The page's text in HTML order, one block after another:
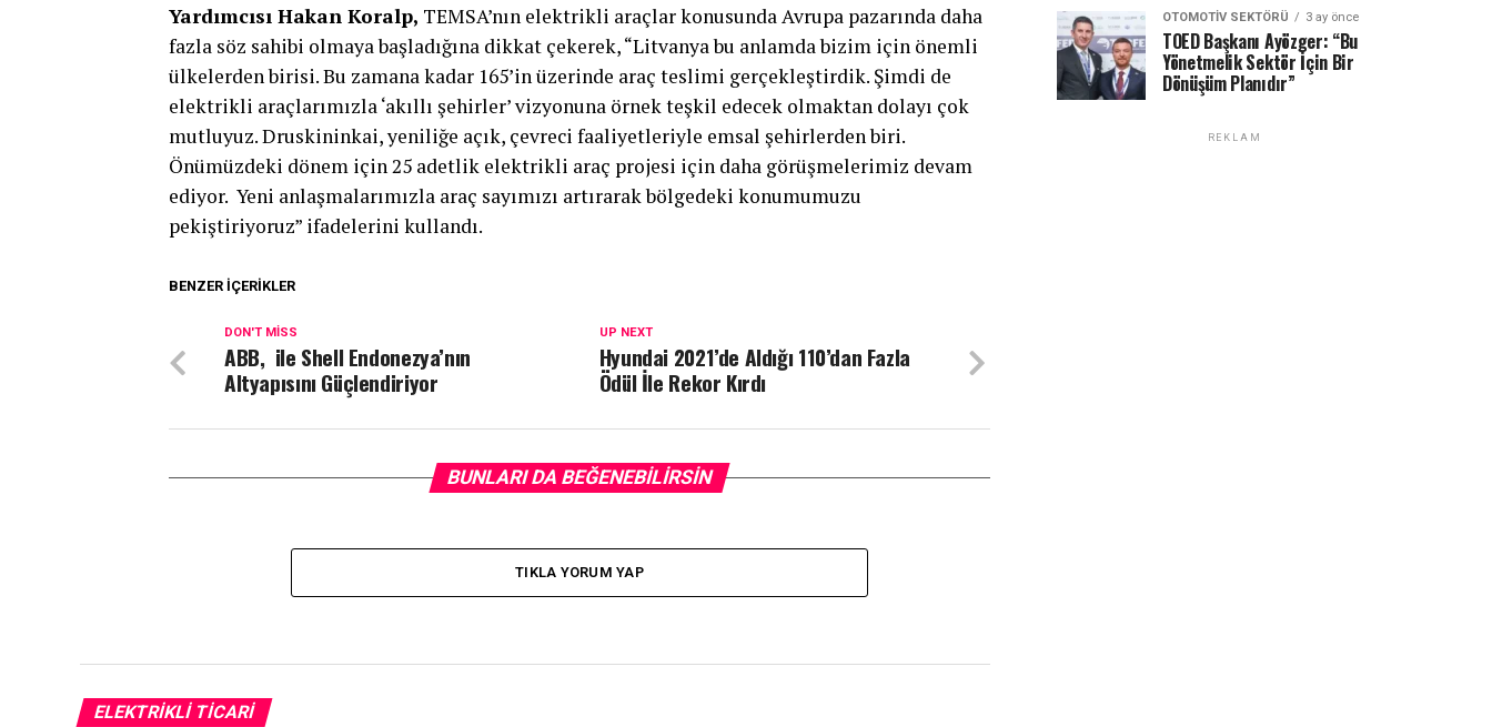
Yardımcısı Hakan Koralp, TEMSA’nın elektrikli araçlar konusunda Avrupa pazarında daha
fazla söz sahibi olmaya başladığına dikkat çekerek, “Litvanya bu anlamda bizim için önemli
ülkelerden birisi. Bu zamana kadar 165’in üzerinde araç teslimi gerçekleştirdik. Şimdi de
elektrikli araçlarımızla ‘akıllı şehirler’ vizyonuna örnek teşkil edecek olmaktan dolayı çok
mutluyuz. Druskininkai, yeniliğe açık, çevreci faaliyetleriyle emsal şehirlerden biri.
Önümüzdeki dönem için 25 adetlik elektrikli araç projesi için daha görüşmelerimiz devam
ediyor. Yeni anlaşmalarımızla araç sayımızı artırarak bölgedeki konumumuzu
pekiştiriyoruz” ifadelerini kullandı.
BENZER İÇERIKLER
UP NEXT
Hyundai 2021’de Aldığı 110’dan Fazla
Ödül İle Rekor Kırdı
DON'T MISS
ABB, ile Shell Endonezya’nın
Altyapısını Güçlendiriyor
BUNLARI DA BEĞENEBILIRSIN
TIKLA YORUM YAP
ELEKTRIKLI TICARI
OTOMOTIV SEKTÖRÜ 3 ay önce
TOED Başkanı Ayözger: “Bu
Yönetmelik Sektör İçin Bir
Dönüşüm Planıdır”
REKLAM